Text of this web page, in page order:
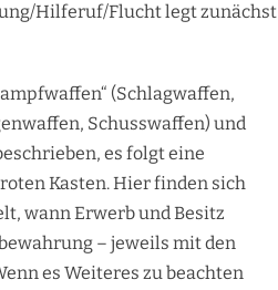
Hilferuf/Flucht legt zunächst
(Schlagwaffen,
Schusswaffen) und
es folgt eine
Kasten. Hier finden sich
wann Erwerb und Besitz
– jeweils mit den
es Weiteres zu beachten